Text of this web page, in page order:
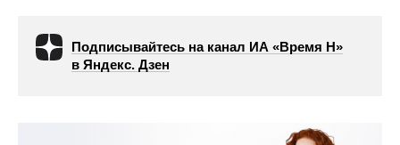
Подписывайтесь на канал ИА «Время Н»
в Яндекс. Дзен